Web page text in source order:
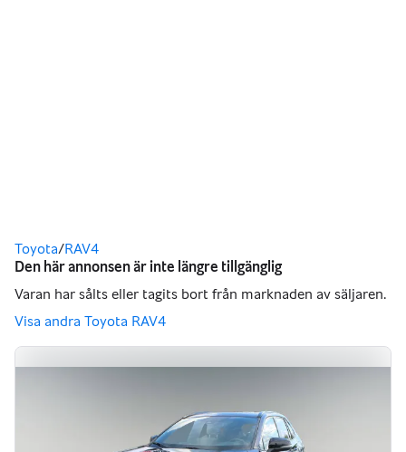
Du är här
Toyota/RAV4